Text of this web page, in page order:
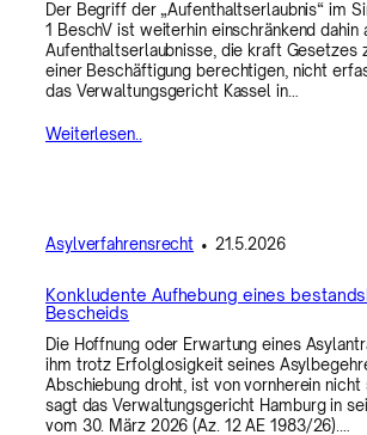
Der Begriff der „Aufenthaltserlaubnis“ im
1 BeschV ist weiterhin einschränkend dahin
Aufenthaltserlaubnisse, die kraft Gesetzes
einer Beschäftigung berechtigen, nicht
das Verwaltungsgericht Kassel in…
Weiterlesen..
Asylverfahrensrecht • 21.5.2026
Konkludente Aufhebung eines
Bescheids
Die Hoffnung oder Erwartung eines
ihm trotz Erfolglosigkeit seines
Abschiebung droht, ist von vornherein nicht
sagt das Verwaltungsgericht Hamburg in
vom 30. März 2026 (Az. 12 AE 1983/26).…